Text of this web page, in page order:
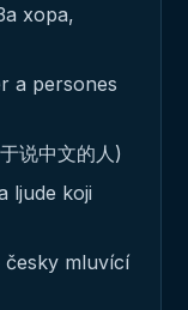
хора,
a persones
说中文的人)
ljude koji
česky mluvící